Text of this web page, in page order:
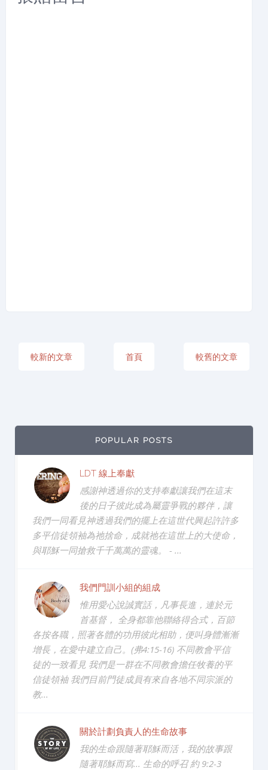
較新的文章 較舊的文章
首頁
POPULAR POSTS
LDT 線上奉獻
感謝神透過你的支持奉獻讓我們在這末
後的日子彼此成為屬靈爭戰的夥伴，讓
我們一同看見神透過我們的擺上在這世代興起許許多
多平信徒領袖為祂捨命，成就祂在這世上的大使命，
與耶穌一同搶救千千萬萬的靈魂。 - ...
我們門訓小組的組成
惟用愛心說誠實話，凡事長進，連於元
首基督， 全身都靠他聯絡得合式，百節
各按各職，照著各體的功用彼此相助，便叫身體漸漸
增長，在愛中建立自己。(弗4:15-16) 不同教會平信
徒的一致看見 我們是一群在不同教會擔任牧養的平
信徒領袖 我們目前門徒成員有來自各地不同宗派的
教...
關於計劃負責人的生命故事
我的生命跟隨著耶穌而活，我的故事跟
隨著耶穌而寫... 生命的呼召 約 9:2-3